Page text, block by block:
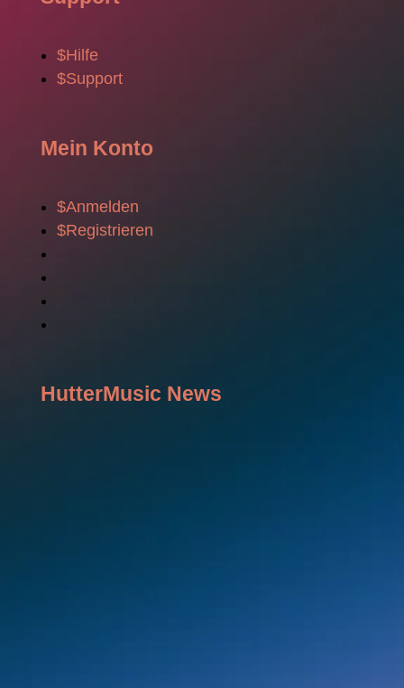
$Hilfe
$Support
Mein Konto
$Anmelden
$Registrieren
HutterMusic News